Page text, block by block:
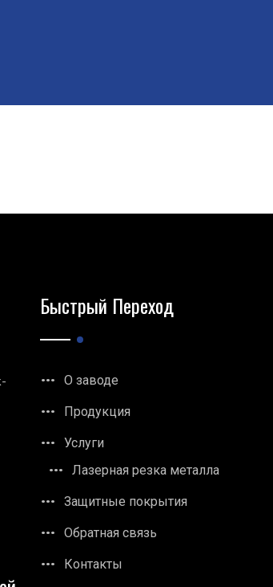
Быстрый Переход
О заводе
Продукция
Услуги
Лазерная резка металла
Защитные покрытия
Обратная связь
Контакты